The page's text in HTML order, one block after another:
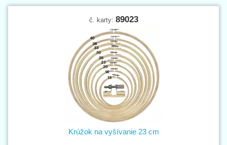
č. karty: 89023
Krúžok na vyšívanie 23 cm